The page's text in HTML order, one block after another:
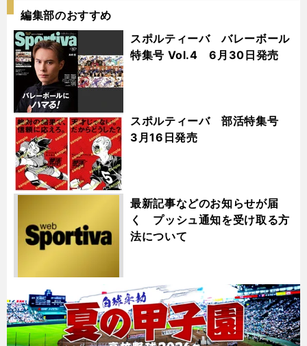
編集部のおすすめ
スポルティーバ バレーボール
特集号 Vol.4 6月30日発売
スポルティーバ 部活特集号
3月16日発売
最新記事などのお知らせが届
く プッシュ通知を受け取る方
法について